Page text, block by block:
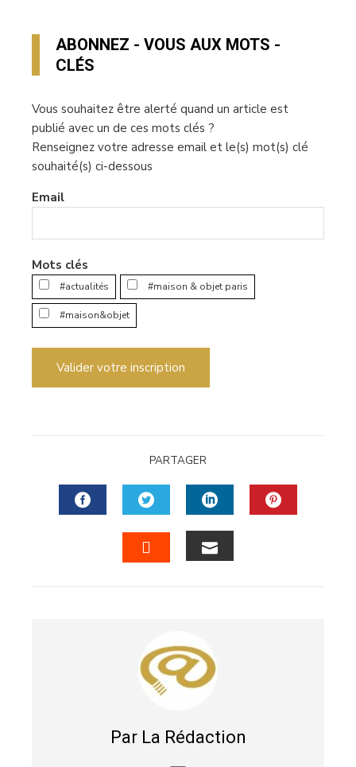
ABONNEZ - VOUS AUX MOTS -
CLÉS
Vous souhaitez être alerté quand un article est
publié avec un de ces mots clés ?
Renseignez votre adresse email et le(s) mot(s) clé
souhaité(s) ci-dessous
Email
Mots clés
#actualités #maison & objet paris
#maison&objet
Valider votre inscription
PARTAGER
FACEBOOKTWITTERLINKEDIN
Par La Rédaction